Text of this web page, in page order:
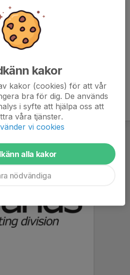
kakor
kakor (cookies) för att vår
bra för dig. De används
i syfte att hjälpa oss att
våra tjänster.
vi cookies
alla kakor
nödvändiga